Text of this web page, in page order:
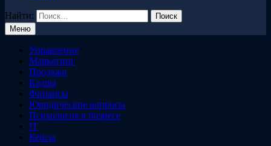
Найти:
Меню
Управление
Маркетинг
Продажи
Кадры
Финансы
Юридические вопросы
Психология в бизнесе
IT
Кейсы